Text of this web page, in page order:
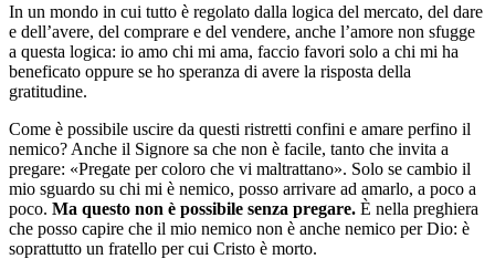
In un mondo in cui tutto è regolato dalla logica del mercato, del dare
e dell’avere, del comprare e del vendere, anche l’amore non sfugge
a questa logica: io amo chi mi ama, faccio favori solo a chi mi ha
beneficato oppure se ho speranza di avere la risposta della
gratitudine.
Come è possibile uscire da questi ristretti confini e amare perfino il
nemico? Anche il Signore sa che non è facile, tanto che invita a
pregare: «Pregate per coloro che vi maltrattano». Solo se cambio il
mio sguardo su chi mi è nemico, posso arrivare ad amarlo, a poco a
poco. Ma questo non è possibile senza pregare. È nella preghiera
che posso capire che il mio nemico non è anche nemico per Dio: è
soprattutto un fratello per cui Cristo è morto.